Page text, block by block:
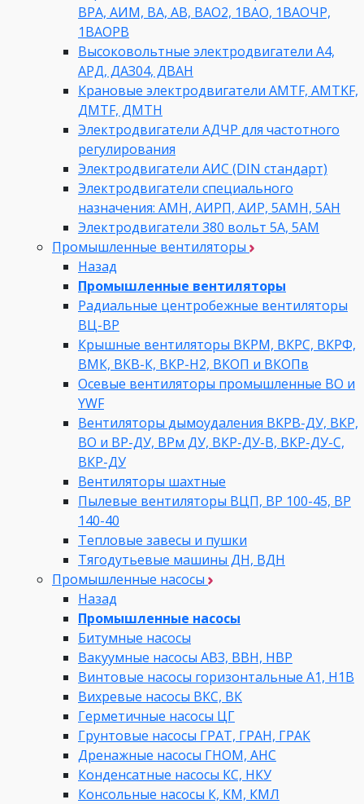
ВРА, АИМ, ВА, АВ, ВАO2, 1ВАО, 1ВАОЧР,
1ВАОРВ
Высоковольтные электродвигатели A4,
АРД, ДАЗ04, ДВАН
Крановые электродвигатели AMTF, AMTKF,
ДMTF, ДМТН
Электродвигатели АДЧР для частотного
регулирования
Электродвигатели АИС (DIN стандарт)
Электродвигатели специального
назначения: АМН, АИРП, АИР, 5АМН, 5АН
Электродвигатели 380 вольт 5А, 5АМ
Промышленные вентиляторы
Назад
Промышленные вентиляторы
Радиальные центробежные вентиляторы
ВЦ-ВР
Крышные вентиляторы ВКРМ, ВКРС, ВКРФ,
ВМК, ВКВ-К, ВКР-Н2, ВКОП и ВКОПв
Осевые вентиляторы промышленные ВО и
YWF
Вентиляторы дымоудаления ВКРВ-ДУ, ВКР,
ВО и ВР-ДУ, ВРм ДУ, ВКР-ДУ-В, ВКР-ДУ-С,
ВКР-ДУ
Вентиляторы шахтные
Пылевые вентиляторы ВЦП, ВР 100-45, ВР
140-40
Тепловые завесы и пушки
Тягодутьевые машины ДН, ВДН
Промышленные насосы
Назад
Промышленные насосы
Битумные насосы
Вакуумные насосы АВЗ, ВВН, НВР
Винтовые насосы горизонтальные А1, Н1В
Вихревые насосы ВКС, ВК
Герметичные насосы ЦГ
Грунтовые насосы ГРАТ, ГРАН, ГРАК
Дренажные насосы ГНОМ, АНС
Конденсатные насосы КС, НКУ
Консольные насосы К, КМ, КМЛ